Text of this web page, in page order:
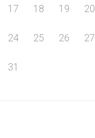
17 18 19 20
24 25 26 27
31